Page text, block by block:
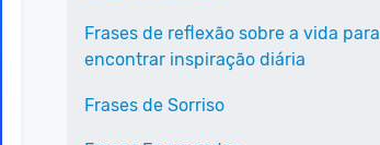
Frases de reflexão sobre a vida para
encontrar inspiração diária
Frases de Sorriso